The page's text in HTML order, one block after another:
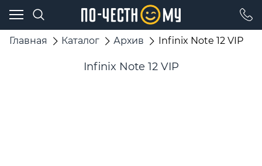
Главная Каталог Архив Infinix Note 12 VIP
Infinix Note 12 VIP